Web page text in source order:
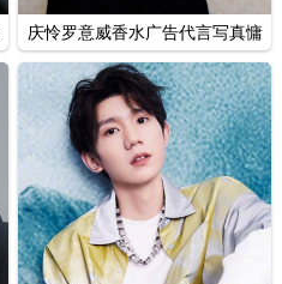
庆怜罗意威香水广告代言写真慵
懒随性